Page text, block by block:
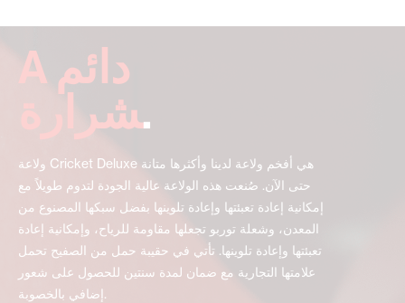
A دائم
‍شرارة.
ولاعة Cricket Deluxe هي أفخم ولاعة لدينا وأكثرها متانة
حتى الآن. صُنعت هذه الولاعة عالية الجودة لتدوم طويلاً مع
إمكانية إعادة تعبئتها وإعادة تلوينها بفضل سبكها المصنوع من
المعدن، وشعلة توربو تجعلها مقاومة للرياح، وإمكانية إعادة
تعبئتها وإعادة تلوينها. تأتي في حقيبة حمل من الصفيح تحمل
علامتها التجارية مع ضمان لمدة سنتين للحصول على شعور
إضافي بالخصوبة.